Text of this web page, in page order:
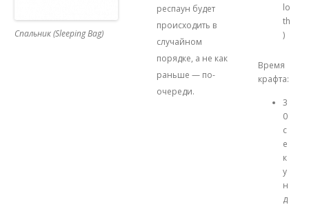
Спальник (Sleeping Bag)
респаун будет
происходить в
случайном
порядке, а не как
раньше — по-
очереди.
lo
th
)
Время
крафта:
3
0
с
е
к
у
н
д